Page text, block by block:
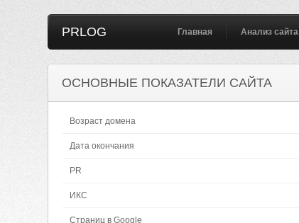
PRLOG Главная Анализ сайта
ОСНОВНЫЕ ПОКАЗАТЕЛИ САЙТА
Возраст домена
Дата окончания
PR
ИКС
Страниц в Google